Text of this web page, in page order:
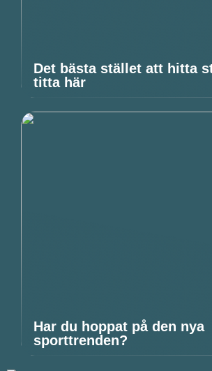
Det bästa stället att hitta
titta här
Har du hoppat på den nya
sporttrenden?